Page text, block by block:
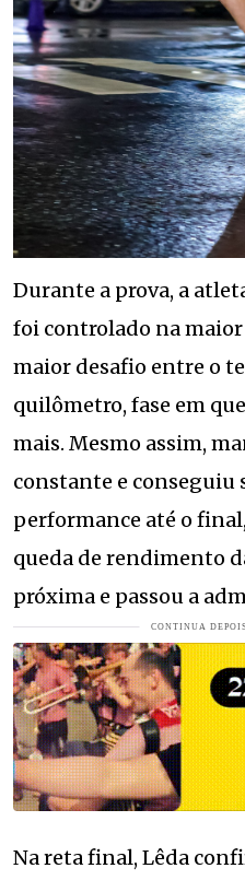
Durante a prova, a
foi controlado na
maior desafio entre o
quilômetro, fase em
mais. Mesmo assim,
constante e conseguiu
performance até o
queda de rendimento
próxima e passou a
Na reta final, Lêda